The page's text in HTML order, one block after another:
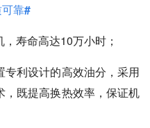
靠#
寿命高达10万小时；
专利设计的高效油分，采用
既提高换热效率，保证机